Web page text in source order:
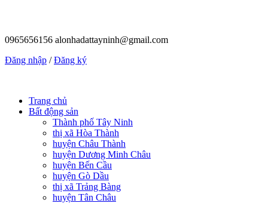
0965656156 alonhadattayninh@gmail.com
Đăng nhập /Đăng ký
Trang chủ
Bất động sản
Thành phố Tây Ninh
thị xã Hòa Thành
huyện Châu Thành
huyện Dương Minh Châu
huyện Bến Cầu
huyện Gò Dầu
thị xã Trảng Bàng
huyện Tân Châu